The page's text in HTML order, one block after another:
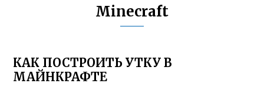
Minecraft
КАК ПОСТРОИТЬ УТКУ В
МАЙНКРАФТЕ